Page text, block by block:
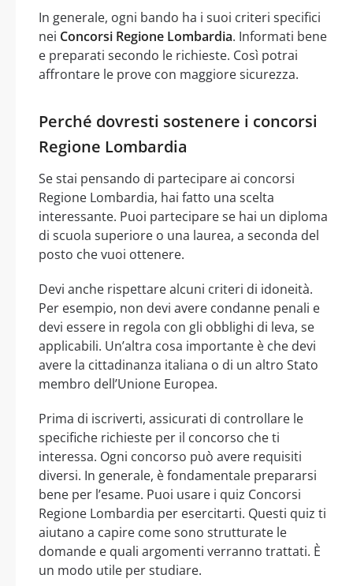
In generale, ogni bando ha i suoi criteri specifici
nei Concorsi Regione Lombardia. Informati bene
e preparati secondo le richieste. Così potrai
affrontare le prove con maggiore sicurezza.
Perché dovresti sostenere i concorsi
Regione Lombardia
Se stai pensando di partecipare ai concorsi
Regione Lombardia, hai fatto una scelta
interessante. Puoi partecipare se hai un diploma
di scuola superiore o una laurea, a seconda del
posto che vuoi ottenere.
Devi anche rispettare alcuni criteri di idoneità.
Per esempio, non devi avere condanne penali e
devi essere in regola con gli obblighi di leva, se
applicabili. Un’altra cosa importante è che devi
avere la cittadinanza italiana o di un altro Stato
membro dell’Unione Europea.
Prima di iscriverti, assicurati di controllare le
specifiche richieste per il concorso che ti
interessa. Ogni concorso può avere requisiti
diversi. In generale, è fondamentale prepararsi
bene per l’esame. Puoi usare i quiz Concorsi
Regione Lombardia per esercitarti. Questi quiz ti
aiutano a capire come sono strutturate le
domande e quali argomenti verranno trattati. È
un modo utile per studiare.